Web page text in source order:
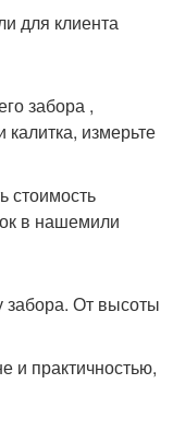
для клиента
забора ,
калитка, измерьте
стоимость
в нашемили
забора. От высоты
и практичностью,